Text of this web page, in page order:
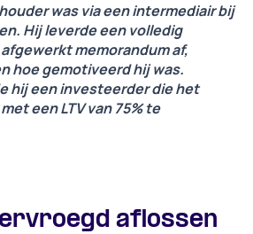
was via een intermediair bij
Hij leverde een volledig
memorandum af,
hoe gemotiveerd hij was.
hij een investeerder die het
een LTV van 75% te
aflossen